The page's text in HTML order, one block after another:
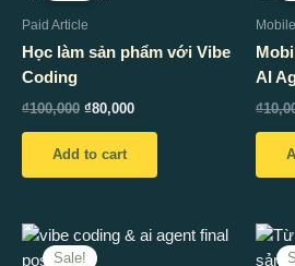
Paid Article
Học làm sản phẩm với Vibe
Coding
₫100,000 ₫80,000
Add to cart
AI
₫
Sale!
Original
Current